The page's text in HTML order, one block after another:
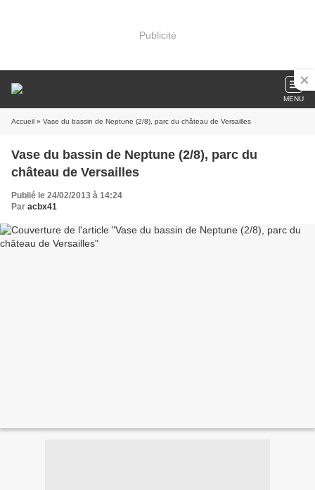
Publicité
MENU
Accueil » Vase du bassin de Neptune (2/8), parc du château de Versailles
Vase du bassin de Neptune (2/8), parc du
château de Versailles
Publié le 24/02/2013 à 14:24
Par acbx41